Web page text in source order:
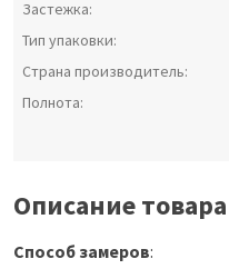
Застежка:
Тип упаковки:
Страна производитель:
Полнота:
Описание товара
Способ замеров: